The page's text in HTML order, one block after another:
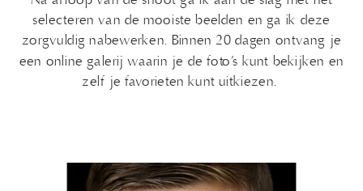
selecteren van de mooiste beelden en ga ik deze
zorgvuldig nabewerken. Binnen 20 dagen ontvang je
een online galerij waarin je de foto’s kunt bekijken en
zelf je favorieten kunt uitkiezen.